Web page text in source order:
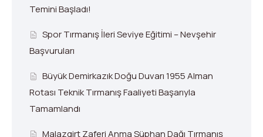
Temini Başladı!
Spor Tırmanış İleri Seviye Eğitimi – Nevşehir
Başvuruları
Büyük Demirkazık Doğu Duvarı 1955 Alman
Rotası Teknik Tırmanış Faaliyeti Başarıyla
Tamamlandı
Malazgirt Zaferi Anma Süphan Dağı Tırmanış